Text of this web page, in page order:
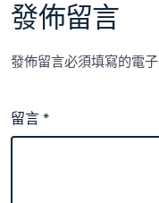
發佈留言
發佈留言必須填寫的電
留言*